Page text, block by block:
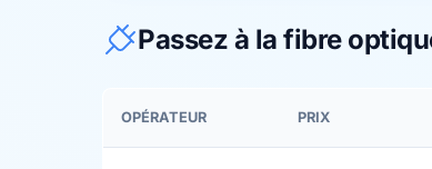
Passez à la fibre
OPÉRATEUR PRIX